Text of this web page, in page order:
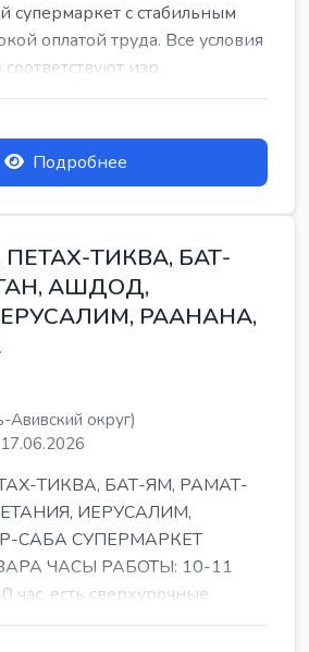
супермаркет с стабильным
оплатой труда. Все условия
изр...
Подробнее
ТИКВА, БАТ-
АШДОД,
РААНАНА,
Авивский округ)
ТИКВА, БАТ-ЯМ, РАМАТ-
ИЕРУСАЛИМ,
САБА СУПЕРМАРКЕТ
ЧАСЫ РАБОТЫ: 10-11
час, есть сверхурочные
синих б...